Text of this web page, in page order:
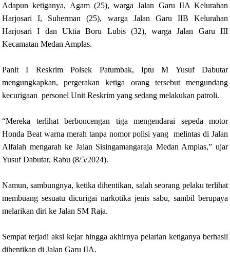
Adapun ketiganya, Agam (25), warga Jalan Garu IIA Kelurahan
Harjosari I, Suherman (25), warga Jalan Garu IIB Kelurahan
Harjosari I dan Uktia Boru Lubis (32), warga Jalan Garu III
Kecamatan Medan Amplas.
Panit I Reskrim Polsek Patumbak, Iptu M Yusuf Dabutar
mengungkapkan, pergerakan ketiga orang tersebut mengundang
kecurigaan personel Unit Reskrim yang sedang melakukan patroli.
“Mereka terlihat berboncengan tiga mengendarai sepeda motor
Honda Beat warna merah tanpa nomor polisi yang melintas di Jalan
Alfalah mengarah ke Jalan Sisingamangaraja Medan Amplas,” ujar
Yusuf Dabutar, Rabu (8/5/2024).
Namun, sambungnya, ketika dihentikan, salah seorang pelaku terlihat
membuang sesuatu dicurigai narkotika jenis sabu, sambil berupaya
melarikan diri ke Jalan SM Raja.
Sempat terjadi aksi kejar hingga akhirnya pelarian ketiganya berhasil
dihentikan di Jalan Garu IIA.